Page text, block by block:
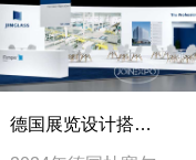
德国展览设计搭建 | 见证精工登场玻璃工业展览会 Glasstec 2024